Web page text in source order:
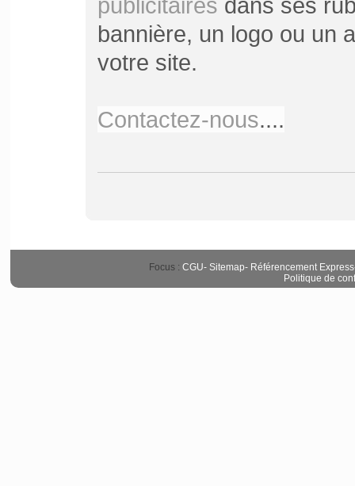
bannière, un logo ou un
votre site.
Contactez-nous....
Focus : CGU- Sitemap- Référencement Express
Politique de